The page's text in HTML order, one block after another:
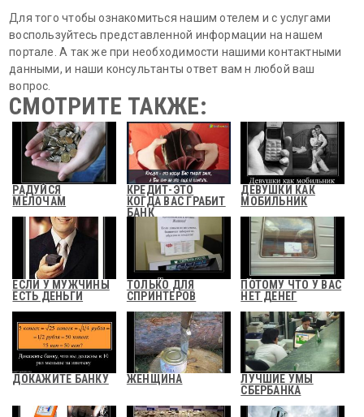
Для того чтобы ознакомиться нашим отелем и с услугами
воспользуйтесь представленной информации на нашем
портале. А так же при необходимости нашими контактными
данными, и наши консультанты ответ вам н любой ваш
вопрос.
СМОТРИТЕ ТАКЖЕ:
РАДУЙСЯ
МЕЛОЧАМ
КРЕДИТ-ЭТО
КОГДА ВАС ГРАБИТ
БАНК
ДЕВУШКИ КАК
МОБИЛЬНИК
ЕСЛИ У МУЖЧИНЫ
ЕСТЬ ДЕНЬГИ
ТОЛЬКО ДЛЯ
СПРИНТЕРОВ
ПОТОМУ ЧТО У ВАС
НЕТ ДЕНЕГ
ДОКАЖИТЕ БАНКУ ЖЕНЩИНА
ЛУЧШИЕ УМЫ
СБЕРБАНКА